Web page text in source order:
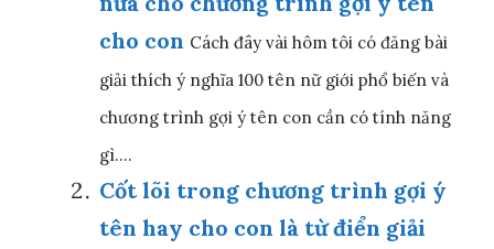
r
)
cho con Cách đây vài hôm tôi có đăng bài
giải thích ý nghĩa 100 tên nữ giới phổ biến và
chương trình gợi ý tên con cần có tính năng
gì....
Cốt lõi trong chương trình gợi ý
tên hay cho con là từ điển giải